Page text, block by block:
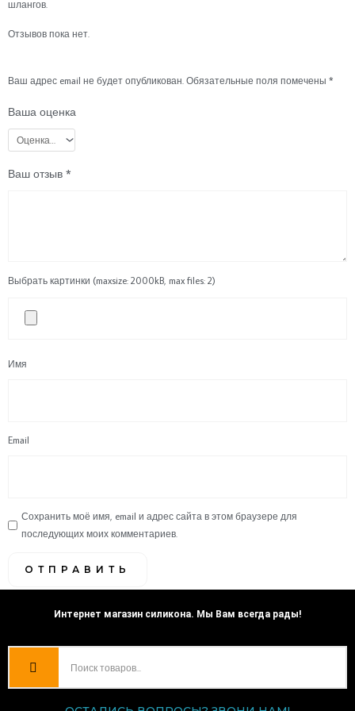
шлангов.
Отзывов пока нет.
Ваш адрес email не будет опубликован. Обязательные поля помечены *
Ваша оценка
Ваш отзыв *
Выбрать картинки (maxsize: 2000kB, max files: 2)
Имя
Email
Сохранить моё имя, email и адрес сайта в этом браузере для
последующих моих комментариев.
Интернет магазин силикона. Мы Вам всегда рады!